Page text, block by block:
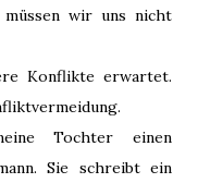
müssen wir uns nicht
Konflikte erwartet.
Tochter einen
Sie schreibt ein